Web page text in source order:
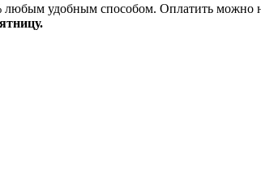
любым удобным способом. Оплатить